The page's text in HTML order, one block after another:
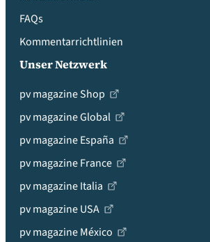
FAQs
Kommentarrichtlinien
Unser Netzwerk
pv magazine Shop
pv magazine Global
pv magazine España
pv magazine France
pv magazine Italia
pv magazine USA
pv magazine México